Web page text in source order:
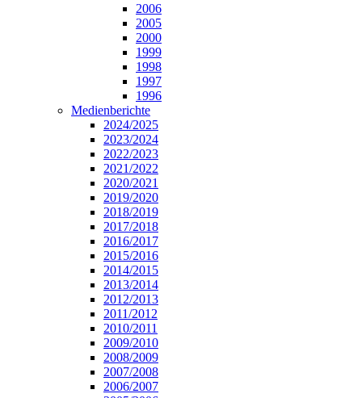
2006
2005
2000
1999
1998
1997
1996
Medienberichte
2024/2025
2023/2024
2022/2023
2021/2022
2020/2021
2019/2020
2018/2019
2017/2018
2016/2017
2015/2016
2014/2015
2013/2014
2012/2013
2011/2012
2010/2011
2009/2010
2008/2009
2007/2008
2006/2007